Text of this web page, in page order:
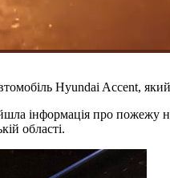
Hyundai Accent, який
інформація про пожежу
області.